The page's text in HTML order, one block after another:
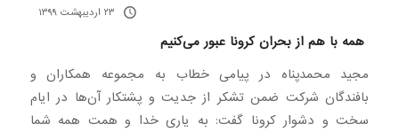
۲۳ اردیبهشت ۱۳۹۹
همه با هم از بحران کرونا عبور می‌کنیم
مجید محمدپناه در پیامی خطاب به مجموعه همکاران و
بافندگان شرکت ضمن تشکر از جدیت و پشتکار آن‌ها در ایام
سخت و دشوار کرونا گفت: به یاری خدا و همت همه شما